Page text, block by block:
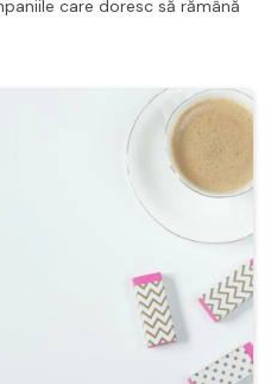
care doresc să rămână